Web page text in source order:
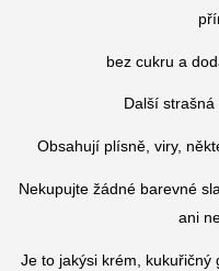
bez cukru a
Další strašná
Obsahují plísně, viry,
Nekupujte žádné barevné
ani
Je to jakýsi krém, kukuřičný